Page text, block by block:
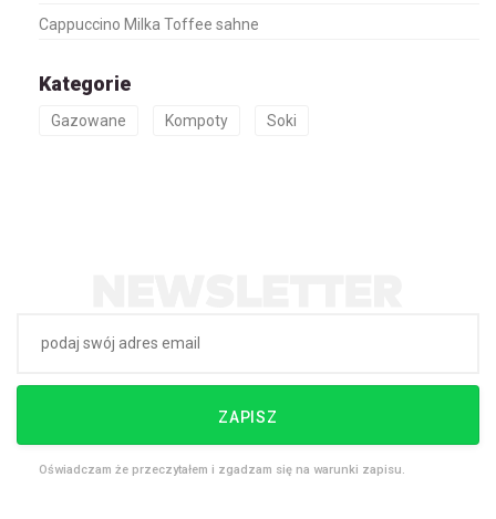
Cappuccino Milka Toffee sahne
Kategorie
Gazowane Kompoty Soki
ZAPISZ
Oświadczam że przeczytałem i zgadzam się na warunki zapisu.